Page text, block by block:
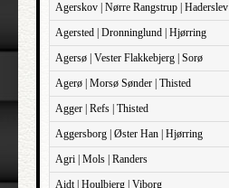
Agerskov | Nørre Rangstrup | Haderslev
Agersted | Dronninglund | Hjørring
Agersø | Vester Flakkebjerg | Sorø
Agerø | Morsø Sønder | Thisted
Agger | Refs | Thisted
Aggersborg | Øster Han | Hjørring
Agri | Mols | Randers
Aidt | Houlbjerg | Viborg